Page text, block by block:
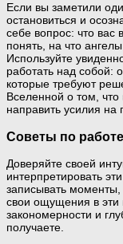
Если вы заметили
остановиться и
себе вопрос: что
понять, на что
Используйте
работать над собой:
которые требуют
Вселенной о том,
направить усилия на
Советы по
Доверяйте своей
интерпретировать
записывать
свои ощущения в
закономерности и
получаете.